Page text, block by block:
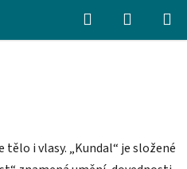
Hledat
KOŠÍK
i vlasy. „Kundal“ je složené